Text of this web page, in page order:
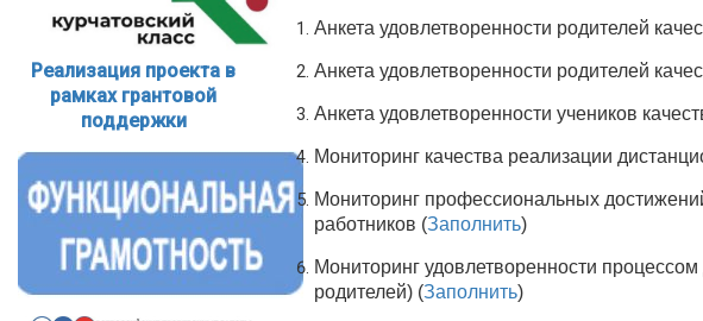
Реализация проекта в
рамках грантовой
поддержки
Анкета удовлетворенности родителей
Анкета удовлетворенности родителей
Анкета удовлетворенности учеников
Мониторинг качества реализации
Мониторинг профессиональных
работников (Заполнить)
Мониторинг удовлетворенности
родителей) (Заполнить)